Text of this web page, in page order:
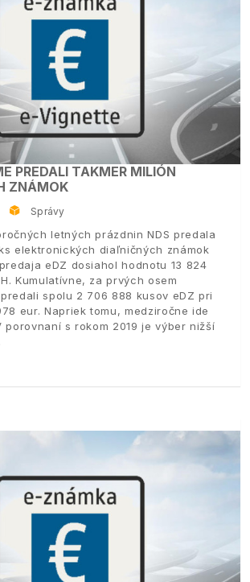
PREDALI TAKMER MILIÓN
ZNÁMOK
Správy
letných prázdnin NDS predala
elektronických diaľničných známok
eDZ dosiahol hodnotu 13 824
Kumulatívne, za prvých osem
spolu 2 706 888 kusov eDZ pri
eur. Napriek tomu, medziročne ide
porovnaní s rokom 2019 je výber nižší